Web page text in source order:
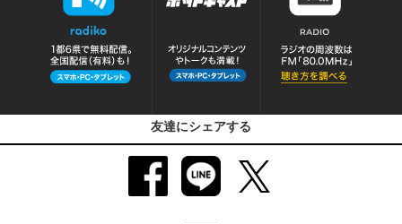
友達にシェアする